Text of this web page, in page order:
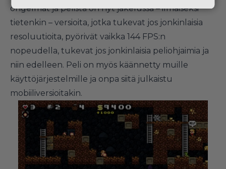
ongelmat ja pelistä on nyt jakelussa – ilmaiseksi
tietenkin – versioita, jotka tukevat jos jonkinlaisia
resoluutioita, pyörivät vaikka 144 FPS:n
nopeudella, tukevat jos jonkinlaisia peliohjaimia ja
niin edelleen. Peli on myös käännetty muille
käyttöjärjestelmille ja onpa siitä julkaistu
mobiiliversioitakin.